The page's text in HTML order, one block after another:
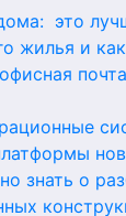
это
жилья и
знать о